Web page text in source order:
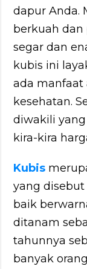
dapur Anda.
berkuah dan
segar dan
kubis ini
ada manfaat
kesehatan.
diwakili
kira-kira
Kubis
yang
baik
ditanam
tahunnya
banyak